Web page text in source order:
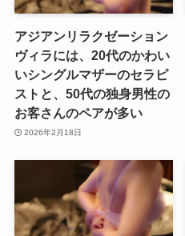
アジアンリラクゼーション
ヴィラには、20代のかわい
いシングルマザーのセラピ
ストと、50代の独身男性の
お客さんのペアが多い
2026年2月18日